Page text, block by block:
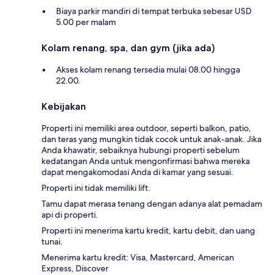
Biaya parkir mandiri di tempat terbuka sebesar USD
5.00 per malam
Kolam renang, spa, dan gym (jika ada)
Akses kolam renang tersedia mulai 08.00 hingga
22.00.
Kebijakan
Properti ini memiliki area outdoor, seperti balkon, patio,
dan teras yang mungkin tidak cocok untuk anak-anak. Jika
Anda khawatir, sebaiknya hubungi properti sebelum
kedatangan Anda untuk mengonfirmasi bahwa mereka
dapat mengakomodasi Anda di kamar yang sesuai.
Properti ini tidak memiliki lift.
Tamu dapat merasa tenang dengan adanya alat pemadam
api di properti.
Properti ini menerima kartu kredit, kartu debit, dan uang
tunai.
Menerima kartu kredit: Visa, Mastercard, American
Express, Discover